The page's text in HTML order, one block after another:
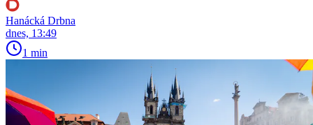
Hanácká Drbna
dnes, 13:49
1 min